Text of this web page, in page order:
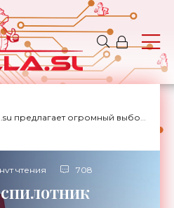
Интернет портал Mobzilla.su предлагает огромный выбор новостей с доставкой на дом.
чтения 708